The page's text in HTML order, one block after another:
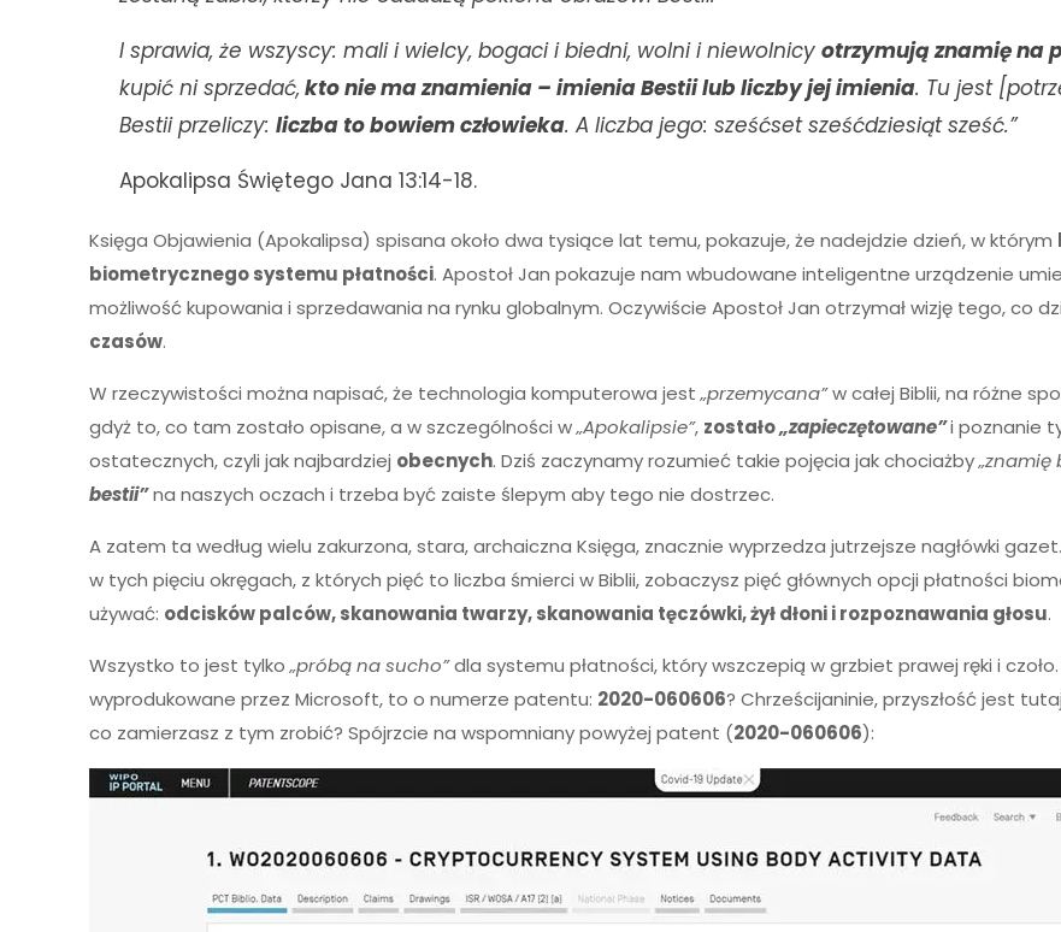
I sprawia, że wszyscy: mali i wielcy, bogaci i biedni, wolni i niewolnicyotrzymują znamię na
kupić ni sprzedać,kto nie ma znamienia – imienia Bestii lub liczby jej imienia. Tu jest
Bestii przeliczy:liczba to bowiem człowieka. A liczba jego: sześćset sześćdziesiąt sześć.”
Apokalipsa Świętego Jana 13:14-18.
Księga Objawienia (Apokalipsa) spisana około dwa tysiące lat temu, pokazuje, że nadejdzie dzień, w którym
biometrycznego systemu płatności. Apostoł Jan pokazuje nam wbudowane inteligentne urządzenie
możliwość kupowania i sprzedawania na rynku globalnym. Oczywiście Apostoł Jan otrzymał wizję tego, co
czasów.
W rzeczywistości można napisać, że technologia komputerowa jest„przemycana”w całej Biblii, na różne
gdyż to, co tam zostało opisane, a w szczególności w„Apokalipsie”, zostało„zapieczętowane”i poznanie
ostatecznych, czyli jak najbardziej obecnych. Dziś zaczynamy rozumieć takie pojęcia jak chociażby„znamię
bestii”na naszych oczach i trzeba być zaiste ślepym aby tego nie dostrzec.
A zatem ta według wielu zakurzona, stara, archaiczna Księga, znacznie wyprzedza jutrzejsze nagłówki
w tych pięciu okręgach, z których pięć to liczba śmierci w Biblii, zobaczysz pięć głównych opcji płatności
używać: odcisków palców, skanowania twarzy, skanowania tęczówki, żył dłoni i rozpoznawania głosu.
Wszystko to jest tylko„próbą na sucho”dla systemu płatności, który wszczepią w grzbiet prawej ręki i
wyprodukowane przez Microsoft, to o numerze patentu: 2020-060606? Chrześcijaninie, przyszłość jest
co zamierzasz z tym zrobić? Spójrzcie na wspomniany powyżej patent (2020-060606):